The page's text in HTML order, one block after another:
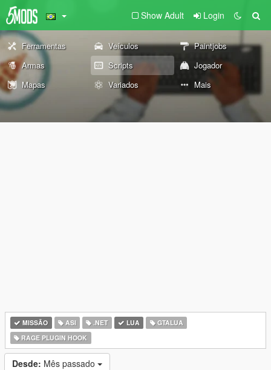
Show Adult Login
Ferramentas Veículos
Paintjobs
Armas
Scripts
Jogador
Mapas
Variados Mais
MISSÃO ASI .NET LUA
GTALUA
RAGE PLUGIN HOOK
Desde: Mês passado